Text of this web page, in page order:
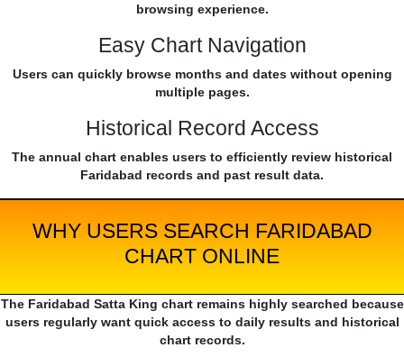
browsing experience.
Easy Chart Navigation
Users can quickly browse months and dates without opening
multiple pages.
Historical Record Access
The annual chart enables users to efficiently review historical
Faridabad records and past result data.
WHY USERS SEARCH FARIDABAD
CHART ONLINE
The Faridabad Satta King chart remains highly searched because
users regularly want quick access to daily results and historical
chart records.